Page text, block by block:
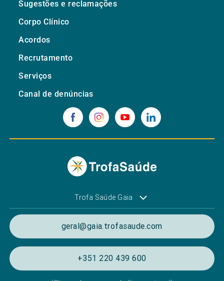
Sugestões e reclamações
Corpo Clínico
Acordos
Recrutamento
Serviços
Canal de denúncias
Trofa Saúde Gaia
geral@gaia.trofasaude.com
+351 220 439 600